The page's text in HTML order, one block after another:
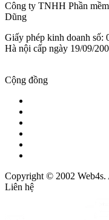
Công ty TNHH Phần
Dũng
Giấy phép kinh doanh số:
Hà nội cấp ngày 19/09/
Cộng đồng
Copyright © 2002 Web4s.
Liên hệ